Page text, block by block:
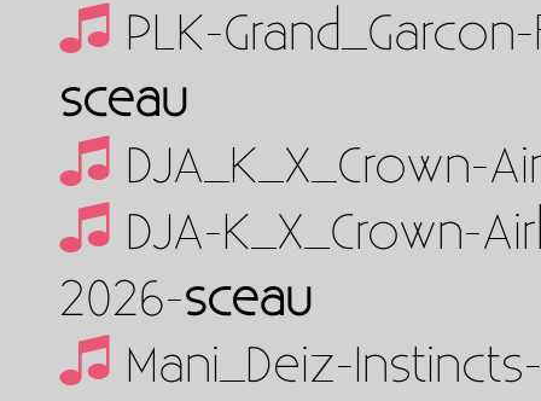
PLK-
sceau
DJA_K_X_Crown-
DJA-K_X_Crown-
2026-sceau
Mani_Deiz-